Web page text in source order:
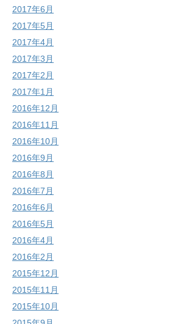
2017年6月
2017年5月
2017年4月
2017年3月
2017年2月
2017年1月
2016年12月
2016年11月
2016年10月
2016年9月
2016年8月
2016年7月
2016年6月
2016年5月
2016年4月
2016年2月
2015年12月
2015年11月
2015年10月